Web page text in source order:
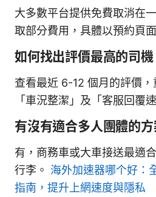
大多數平台提供免費取消在
取部分費用，具體以預約頁
如何找出評價最高的司機
查看最近 6-12 個月的評價，
「車況整潔」及「客服回覆
有沒有適合多人團體的方
有，商務車或大車接送最適
行李。 海外加速器哪个好：
指南，提升上網速度與隱私